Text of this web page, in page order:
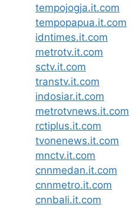
tempojogja.it.com
tempopapua.it.com
idntimes.it.com
metrotv.it.com
sctv.it.com
transtv.it.com
indosiar.it.com
metrotvnews.it.com
rctiplus.it.com
tvonenews.it.com
mnctv.it.com
cnnmedan.it.com
cnnmetro.it.com
cnnbali.it.com